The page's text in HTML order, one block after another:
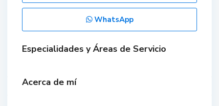
WhatsApp
Especialidades y Áreas de Servicio
Acerca de mí